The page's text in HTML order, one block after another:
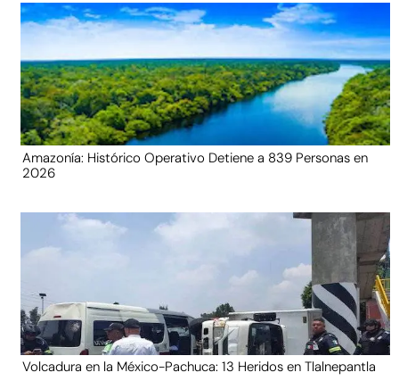
Amazonía: Histórico Operativo Detiene a 839 Personas en
2026
Volcadura en la México-Pachuca: 13 Heridos en Tlalnepantla